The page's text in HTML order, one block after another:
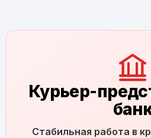
Курьер-
Стабильная работа в